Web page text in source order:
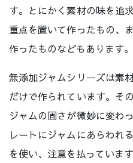
す。とにかく素材の味を追
重点を置いて作ったもの、
作ったものなどもあります。
無添加ジャムシリーズは素
だけで作られています。そ
ジャムの固さが微妙に変わ
レートにジャムにあらわれ
を使い、注意を払っています